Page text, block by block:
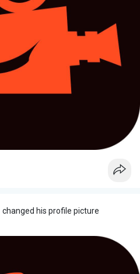
changed his profile picture